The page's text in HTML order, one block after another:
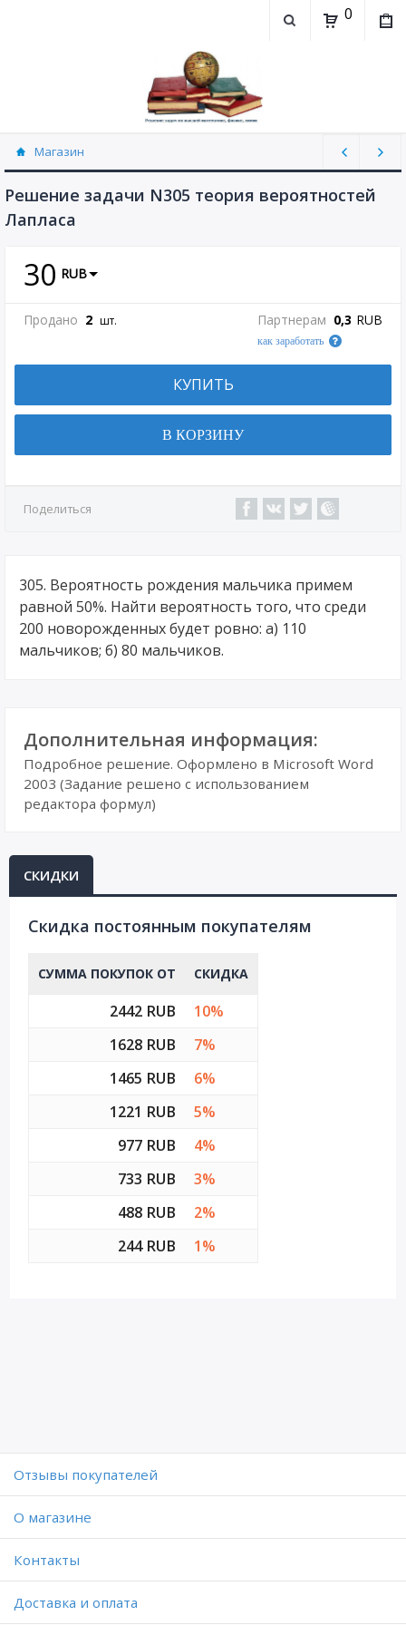
0
Магазин
Теория вероятностей (рассылаю Doc+PDF)
Решение задачи N305 теория вероятностей
Лапласа
30 RUB
Продано 2 шт. Партнерам 0,3 RUB
как заработать
КУПИТЬ
В КОРЗИНУ
Поделиться
305. Вероятность рождения мальчика примем
равной 50%. Найти вероятность того, что среди
200 новорожденных будет ровно: а) 110
мальчиков; б) 80 мальчиков.
Дополнительная информация:
Подробное решение. Оформлено в Microsoft Word
2003 (Задание решено с использованием
редактора формул)
СКИДКИ
Cкидка постоянным покупателям
СУММА ПОКУПОК ОТ СКИДКА
2442 RUB
10%
1628 RUB
7%
1465 RUB
6%
1221 RUB
5%
977 RUB
4%
733 RUB
3%
488 RUB
2%
244 RUB
1%
Отзывы покупателей
O магазине
Контакты
Доставка и оплата